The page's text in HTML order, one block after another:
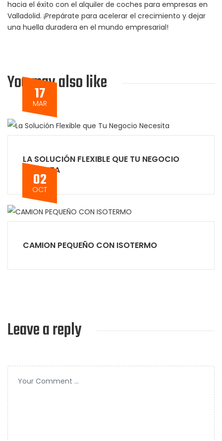
hacia el éxito con el alquiler de coches para empresas en
Valladolid. ¡Prepárate para acelerar el crecimiento y dejar
una huella duradera en el mundo empresarial!
You may also like
17
MAR
LA SOLUCIÓN FLEXIBLE QUE TU NEGOCIO
NECESITA
02
OCT
CAMION PEQUEÑO CON ISOTERMO
Leave a reply